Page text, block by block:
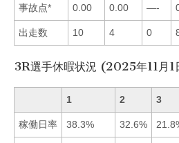
事故点* 0.00 0.00 —-
出走数 10 4 0
3R選手休暇状況 (2025年11月1
1 2 3
稼働日率 38.3% 32.6%